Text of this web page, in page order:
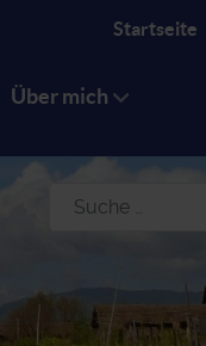
Startseite
Über mich
Suchen